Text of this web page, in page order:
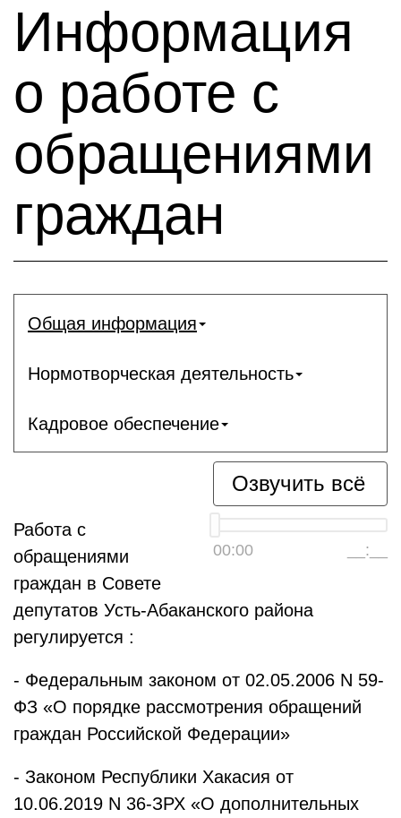
Информация
о работе с
обращениями
граждан
Общая информация
Нормотворческая деятельность
Кадровое обеспечение
Озвучить всё
00:00 __:__
Работа с
обращениями
граждан в Совете
депутатов Усть-Абаканского района
регулируется :
- Федеральным законом от 02.05.2006 N 59-
ФЗ «О порядке рассмотрения обращений
граждан Российской Федерации»
- Законом Республики Хакасия от
10.06.2019 N 36-ЗРХ «О дополнительных